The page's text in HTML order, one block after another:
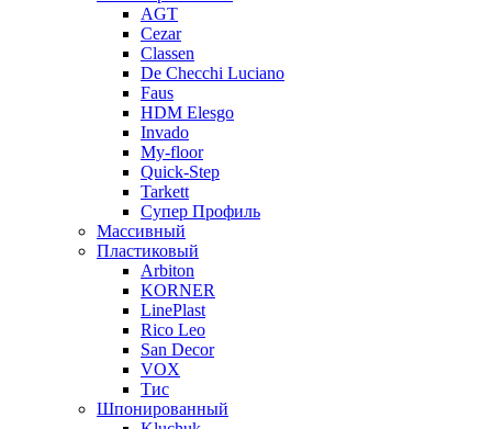
AGT
Cezar
Classen
De Checchi Luciano
Faus
HDM Elesgo
Invado
My-floor
Quick-Step
Tarkett
Супер Профиль
Массивный
Пластиковый
Arbiton
KORNER
LinePlast
Rico Leo
San Decor
VOX
Тис
Шпонированный